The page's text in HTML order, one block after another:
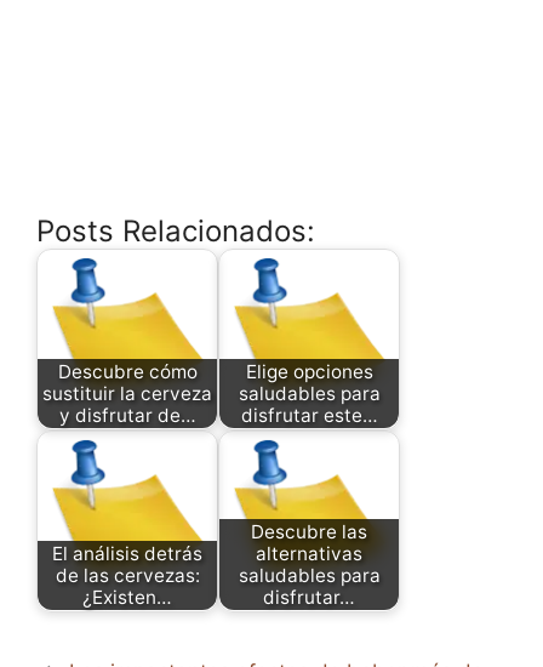
Posts Relacionados:
Descubre cómo
sustituir la cerveza
y disfrutar de…
Elige opciones
saludables para
disfrutar este…
El análisis detrás
de las cervezas:
¿Existen…
Descubre las
alternativas
saludables para
disfrutar…